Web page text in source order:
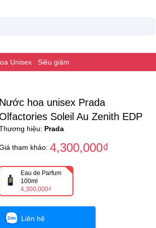
Unisex Siêu giảm
Nước hoa unisex Prada
Olfactories Soleil Au Zenith EDP
hiệu: Prada
tham khảo: 4,300,000₫
Eau de Parfum
100ml
4,300,000₫
Liên hệ